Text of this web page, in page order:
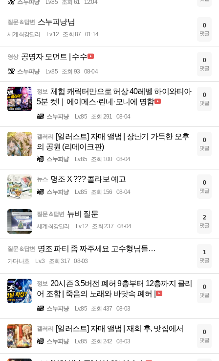
스누피냥 Lv.85 조회 61 12:04
질문＆답변 스누피냥님
세계최강딜러 Lv.12 조회 87 01:14
0
댓글
영상 공명자 모먼트 | 수수
스누피냥 Lv.85 조회 93 08-04
0
댓글
정보 체험 캐릭터만으로 허상 40레벨 하이와티아
5분 컷!｜에이메스·린네·모니에 명함
스누피냥 Lv.85 조회 291 08-04
0
댓글
갤러리 [일러스트] 자매 앨범 | 장난기 가득한 오후
의 공원 (리메이크판)
스누피냥 Lv.85 조회 100 08-04
0
댓글
뉴스 명조 X ??? 콜라보 예고
스누피냥 Lv.85 조회 156 08-04
0
댓글
질문＆답변 뉴비 질문
세계최강딜러 Lv.12 조회 237 08-04
2
댓글
질문＆답변 명조 파티 좀 짜주세요 고수형님들…
가다나흐 Lv.3 조회 317 08-03
1
댓글
정보 20시즌 3.5버전 폐허 9층부터 12층까지 클리
어 조합 | 죽음의 노래와 바닷속 폐허 |
스누피냥 Lv.85 조회 437 08-03
0
댓글
갤러리 [일러스트] 자매 앨범 | 재회 후, 맛집에서
스누피냥 Lv.85 조회 242 08-03
0
댓글